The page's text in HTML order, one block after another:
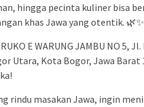
hingga pecinta kuliner bisa
khas Jawa yang otentik. 🌿✨
E WARUNG JAMBU NO 5,
Utara, Kota Bogor, Jawa Barat
rindu masakan Jawa, ingin